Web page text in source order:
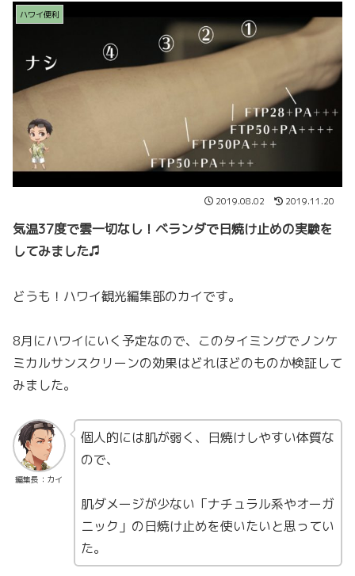
ハワイ便利
2019.08.02 2019.11.20
気温37度で雲一切なし！ベランダで日焼け止めの実験を
してみました♫
どうも！ハワイ観光編集部のカイです。
8月にハワイにいく予定なので、このタイミングでノンケ
ミカルサンスクリーンの効果はどれほどのものか検証して
みました。
編集長：カイ
個人的には肌が弱く、日焼けしやすい体質な
ので、
肌ダメージが少ない「ナチュラル系やオーガ
ニック」の日焼け止めを使いたいと思ってい
た。